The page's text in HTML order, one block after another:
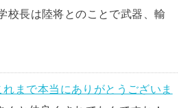
校長は陸将とのことで武器、輸
れまで本当にありがとうございま